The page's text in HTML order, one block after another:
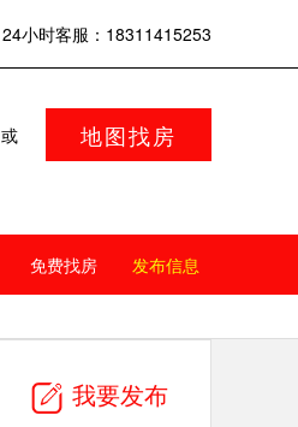
24小时客服：18311415253
| 会员中心 发布信息
或 地图找房
免费找房 发布信息
我要发布